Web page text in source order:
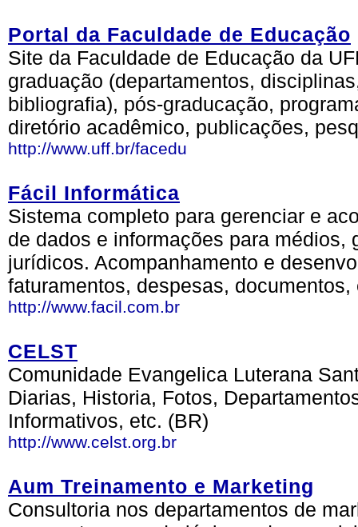
Portal da Faculdade de Educação
Site da Faculdade de Educação da
graduação (departamentos,
bibliografia), pós-graducação,
diretório acadêmico, publicações,
http://www.uff.br/facedu
Fácil Informática
Sistema completo para gerenciar e
de dados e informações para
jurídicos. Acompanhamento e
faturamentos, despesas, documentos,
http://www.facil.com.br
CELST
Comunidade Evangelica Luterana
Diarias, Historia, Fotos,
Informativos, etc. (BR)
http://www.celst.org.br
Aum Treinamento e Marketing
Consultoria nos departamentos de